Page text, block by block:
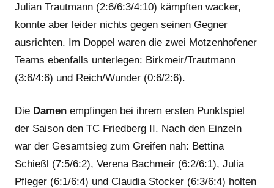
Julian Trautmann (2:6/6:3/4:10) kämpften wacker,
konnte aber leider nichts gegen seinen Gegner
ausrichten. Im Doppel waren die zwei Motzenhofener
Teams ebenfalls unterlegen: Birkmeir/Trautmann
(3:6/4:6) und Reich/Wunder (0:6/2:6).
Die Damen empfingen bei ihrem ersten Punktspiel
der Saison den TC Friedberg II. Nach den Einzeln
war der Gesamtsieg zum Greifen nah: Bettina
Schießl (7:5/6:2), Verena Bachmeir (6:2/6:1), Julia
Pfleger (6:1/6:4) und Claudia Stocker (6:3/6:4) holten